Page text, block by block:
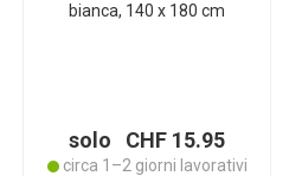
bianca, 140 x 180 cm
solo CHF 15.95
circa 1–2 giorni lavorativi